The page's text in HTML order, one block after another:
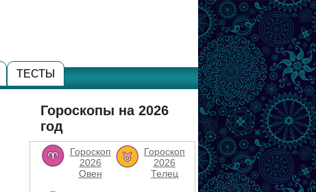
ТЕСТЫ
Гороскопы на 2026
год
Гороскоп
2026
Овен
Гороскоп
2026
Телец